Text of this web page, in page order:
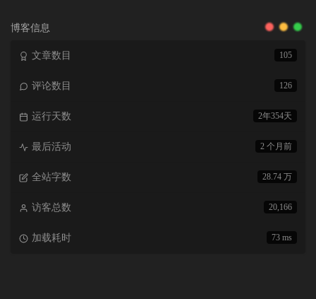
博客信息
105
文章数目
126
评论数目
2年354天
运行天数
2 个月前
最后活动
28.74 万
全站字数
20,166
访客总数
73 ms
加载耗时